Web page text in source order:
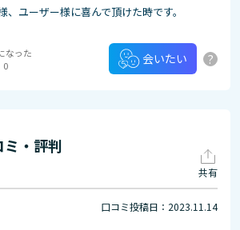
、ユーザー様に喜んで頂けた時です。
なった
0
会いたい ?
・評判
共有
口コミ投稿日：2023.11.14